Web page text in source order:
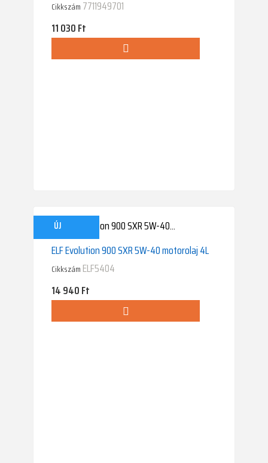
Cikkszám 7711949701
Ár
11 030 Ft
ÚJ
ELF Evolution 900 SXR 5W-40 motorolaj 4L
Cikkszám ELF5404
Ár
14 940 Ft